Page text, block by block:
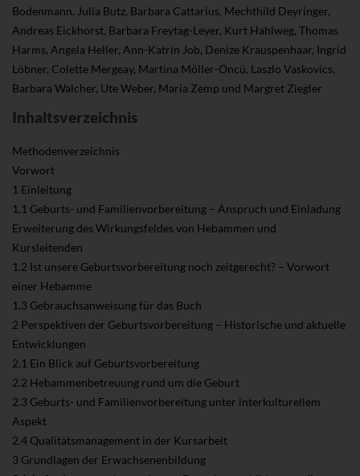
Bodenmann, Julia Butz, Barbara Cattarius, Mechthild Deyringer,
Andreas Eickhorst, Barbara Freytag-Leyer, Kurt Hahlweg, Thomas
Harms, Angela Heller, Ann-Katrin Job, Denize Krauspenhaar, Ingrid
Löbner, Colette Mergeay, Martina Möller-Öncü, Laszlo Vaskovics,
Barbara Walcher, Ute Weber, Maria Zemp und Margret Ziegler
Inhaltsverzeichnis
Methodenverzeichnis
Vorwort
1 Einleitung
1.1 Geburts- und Familienvorbereitung – Anspruch und Einladung
Erweiterung des Wirkungsfeldes von Hebammen und
Kursleitenden
1.2 Ist unsere Geburtsvorbereitung noch zeitgerecht? – Vorwort
einer Hebamme
1.3 Gebrauchsanweisung für das Buch
2 Perspektiven der Geburtsvorbereitung – Historische und aktuelle
Entwicklungen
2.1 Ein Blick auf Geburtsvorbereitung
2.2 Hebammenbetreuung rund um die Geburt
2.3 Geburts- und Familienvorbereitung unter interkulturellem
Aspekt
2.4 Qualitätsmanagement in der Kursarbeit
3 Grundlagen der Erwachsenenbildung